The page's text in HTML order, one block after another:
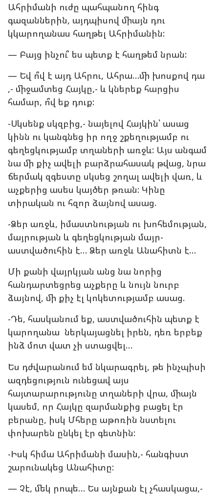
Ահրիմանի ուժը պահպանող հինգ
գազաններին, այդպիսով միայն դու
կկարողանաս հաղթել Ահրիմանին:
— Բայց ինչու՞ ես պետք է հաղթեմ նրան:
— Եվ ո՞վ է այդ Ահրու, Ահրա…մի խոսքով դա
,- միջամտեց Հայկը,- և կներեք հարցիս
համար, ո՞վ եք դուք:
-Սկսենք սկզբից,- նայելով Հայկին՝ ասաց
կինն ու կանգնեց իր ողջ շքեղությամբ ու
գեղեցկությամբ տղաների առջև: Այս անգամ
նա մի քիչ ավելի բարձրահասակ թվաց, նրա
ճերմակ զգեստը սկսեց շողալ ավելի վառ, և
աչքերից ասես կայծեր թռան: Կինը
տիրական ու հզոր ձայնով ասաց.
-Ձեր առջև, իմաստնության ու խոհեմության,
մայրության և գեղեցկության մայր-
աստվածուհին է… Ձեր առջև Անահիտն է…
Մի քանի վայրկյան անց նա նորից
հանդարտեցրեց աչքերը և նույն նուրբ
ձայնով, մի քիչ էլ կոկետությամբ ասաց.
-Դե, հասկանում եք, աստվածուհին պետք է
կարողանա ներկայացնել իրեն, դեռ երբեք
ինձ մոտ վատ չի ստացվել…
Ես դժվարանում եմ նկարագրել, թե ինչպիսի
ազդեցություն ունեցավ այս
հայտարարությունը տղաների վրա, միայն
կասեմ, որ Հայկը զարմանքից բացել էր
բերանը, իսկ Մհերը աթոռին նստելու
փոխարեն ընկել էր գետնին:
-Իսկ հիմա Ահրիմանի մասին,- հանգիստ
շարունակեց Անահիտը:
— Չէ, մեկ րոպե… Ես այնքան էլ չհասկացա,-